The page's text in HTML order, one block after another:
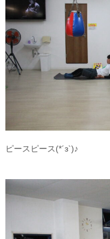
ピースピース(*´з`)♪